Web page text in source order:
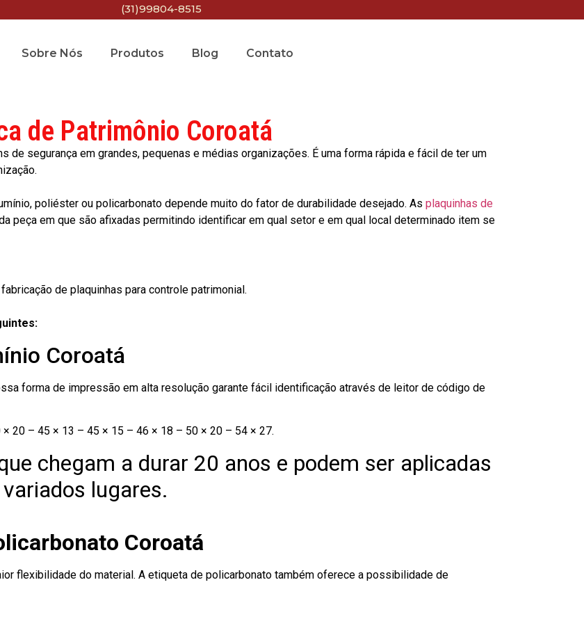
(31)99804-8515
Sobre Nós Produtos Blog Contato
de Patrimônio Coroatá
de segurança em grandes, pequenas e médias organizações. É uma forma rápida e fácil de ter um
poliéster ou policarbonato depende muito do fator de durabilidade desejado. As plaquinhas de
peça em que são afixadas permitindo identificar em qual setor e em qual local determinado item se
de plaquinhas para controle patrimonial.
Coroatá
forma de impressão em alta resolução garante fácil identificação através de leitor de código de
20 – 45 × 13 – 45 × 15 – 46 × 18 – 50 × 20 – 54 × 27.
chegam a durar 20 anos e podem ser aplicadas
lugares.
Coroatá
flexibilidade do material. A etiqueta de policarbonato também oferece a possibilidade de